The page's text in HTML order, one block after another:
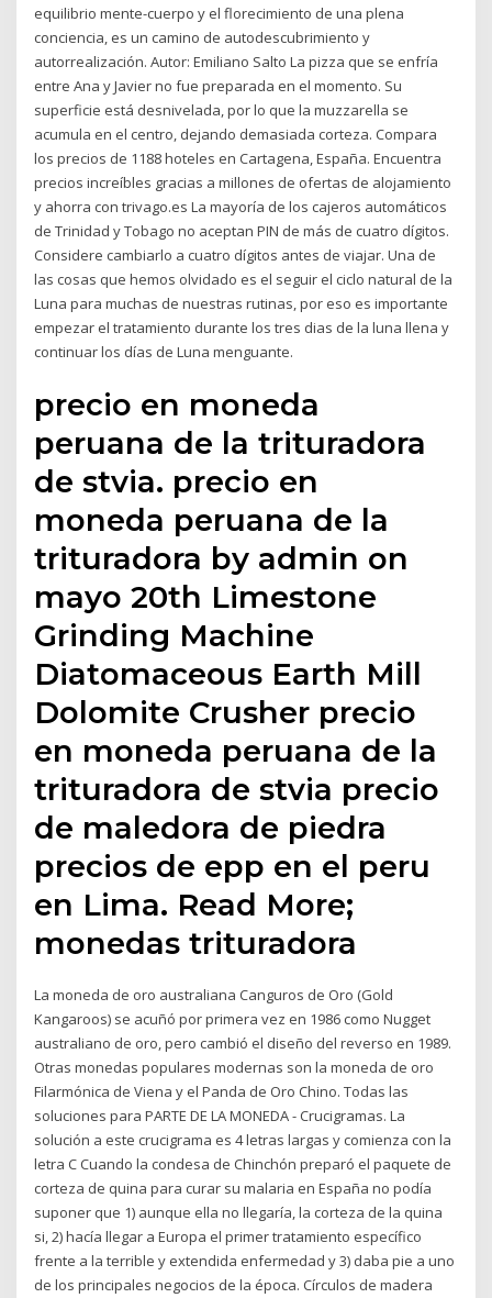
equilibrio mente-cuerpo y el florecimiento de una plena
conciencia, es un camino de autodescubrimiento y
autorrealización. Autor: Emiliano Salto La pizza que se enfría
entre Ana y Javier no fue preparada en el momento. Su
superficie está desnivelada, por lo que la muzzarella se
acumula en el centro, dejando demasiada corteza. Compara
los precios de 1188 hoteles en Cartagena, España. Encuentra
precios increíbles gracias a millones de ofertas de alojamiento
y ahorra con trivago.es La mayoría de los cajeros automáticos
de Trinidad y Tobago no aceptan PIN de más de cuatro dígitos.
Considere cambiarlo a cuatro dígitos antes de viajar. Una de
las cosas que hemos olvidado es el seguir el ciclo natural de la
Luna para muchas de nuestras rutinas, por eso es importante
empezar el tratamiento durante los tres dias de la luna llena y
continuar los días de Luna menguante.
precio en moneda
peruana de la trituradora
de stvia. precio en
moneda peruana de la
trituradora by admin on
mayo 20th Limestone
Grinding Machine
Diatomaceous Earth Mill
Dolomite Crusher precio
en moneda peruana de la
trituradora de stvia precio
de maledora de piedra
precios de epp en el peru
en Lima. Read More;
monedas trituradora
La moneda de oro australiana Canguros de Oro (Gold
Kangaroos) se acuñó por primera vez en 1986 como Nugget
australiano de oro, pero cambió el diseño del reverso en 1989.
Otras monedas populares modernas son la moneda de oro
Filarmónica de Viena y el Panda de Oro Chino. Todas las
soluciones para PARTE DE LA MONEDA - Crucigramas. La
solución a este crucigrama es 4 letras largas y comienza con la
letra C Cuando la condesa de Chinchón preparó el paquete de
corteza de quina para curar su malaria en España no podía
suponer que 1) aunque ella no llegaría, la corteza de la quina
si, 2) hacía llegar a Europa el primer tratamiento específico
frente a la terrible y extendida enfermedad y 3) daba pie a uno
de los principales negocios de la época. Círculos de madera